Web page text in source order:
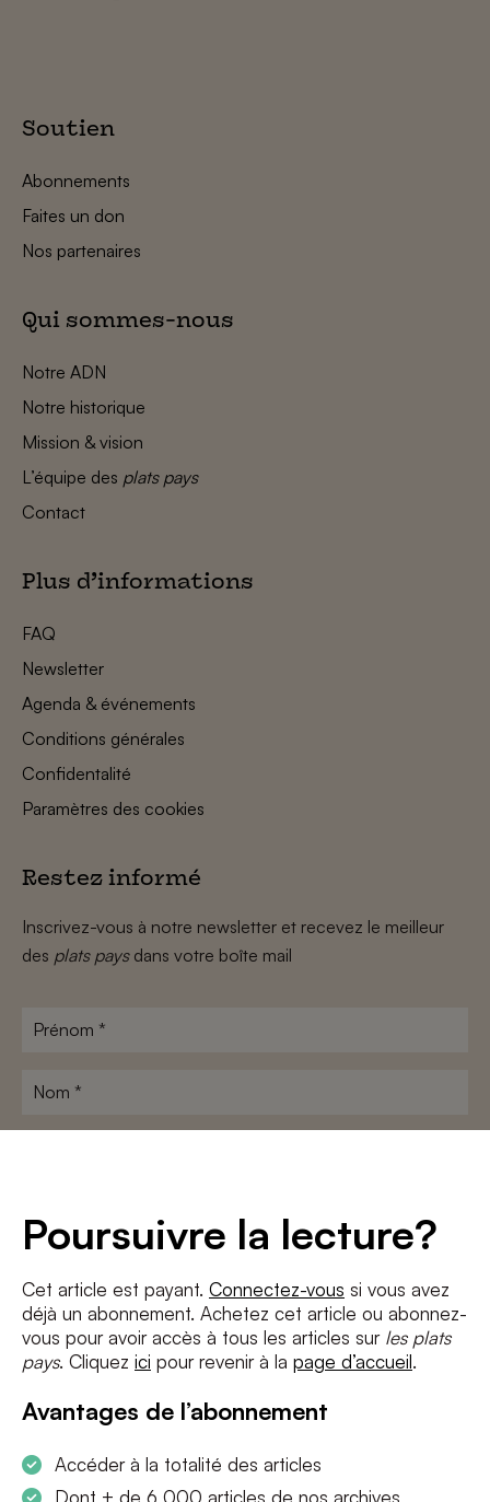
Poursuivre la lecture?
Cet article est payant. Connectez-vous si vous avez
déjà un abonnement. Achetez cet article ou abonnez-
vous pour avoir accès à tous les articles sur les plats
pays. Cliquez ici pour revenir à la page d’accueil.
Avantages de l’abonnement
Accéder à la totalité des articles
Dont + de 6 000 articles de nos archives
Soutien
Abonnements
Faites un don
Nos partenaires
Qui sommes-nous
Notre ADN
Notre historique
Mission & vision
L’équipe des plats pays
Contact
Plus d’informations
FAQ
Newsletter
Agenda & événements
Conditions générales
Confidentalité
Paramètres des cookies
Restez informé
Inscrivez-vous à notre newsletter et recevez le meilleur
des plats paysdans votre boîte mail
Prénom
Nom
J'accepte les termes et conditions etla politique de confidentialité
S'INSCRIRE